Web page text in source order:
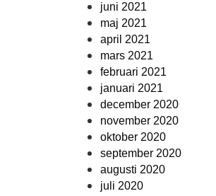
juni 2021
maj 2021
april 2021
mars 2021
februari 2021
januari 2021
december 2020
november 2020
oktober 2020
september 2020
augusti 2020
juli 2020